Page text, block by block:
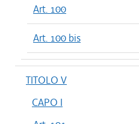
Art. 100
Art. 100 bis
TITOLO V
CAPO I